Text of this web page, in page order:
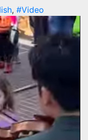
, #Video